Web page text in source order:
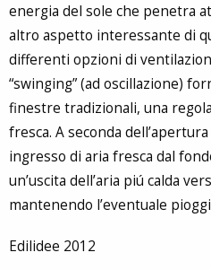
energia del sole che penetra
altro aspetto interessante di
differenti opzioni di
“swinging” (ad oscillazione)
finestre tradizionali, una
fresca. A seconda
ingresso di aria fresca dal
un’uscita dell’aria piú calda
mantenendo l’eventuale
Edilidee 2012